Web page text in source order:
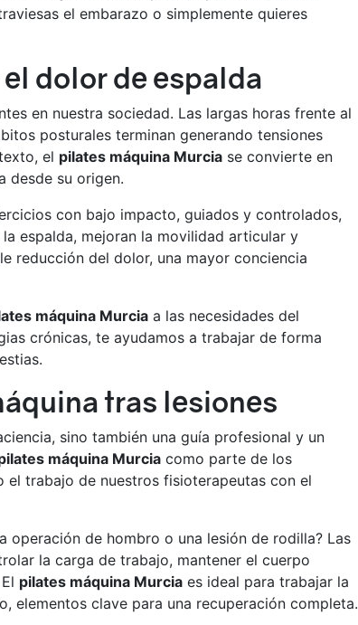
el embarazo o simplemente quieres
dolor de espalda
en nuestra sociedad. Las largas horas frente al
posturales terminan generando tensiones
el pilates máquina Murcia se convierte en
desde su origen.
con bajo impacto, guiados y controlados,
espalda, mejoran la movilidad articular y
reducción del dolor, una mayor conciencia
máquina Murcia a las necesidades del
crónicas, te ayudamos a trabajar de forma
tras lesiones
sino también una guía profesional y un
máquina Murcia como parte de los
trabajo de nuestros fisioterapeutas con el
operación de hombro o una lesión de rodilla? Las
la carga de trabajo, mantener el cuerpo
pilates máquina Murcia es ideal para trabajar la
elementos clave para una recuperación completa.